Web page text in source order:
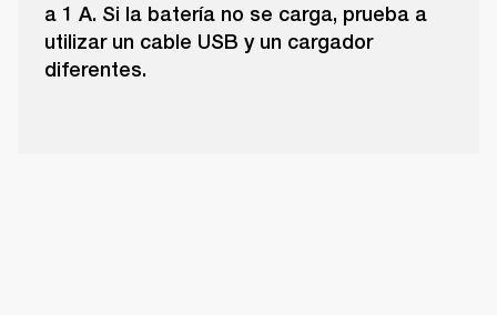
a 1 A. Si la batería no se carga, prueba a
utilizar un cable USB y un cargador
diferentes.